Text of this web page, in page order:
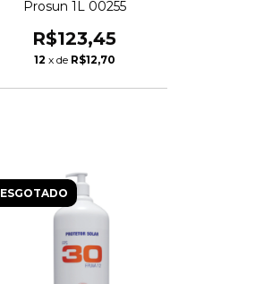
Prosun 1L 00255
R$123,45
12 x de R$12,70
ESGOTADO